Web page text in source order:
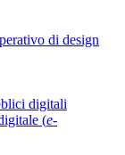
di design
digitali
(e-